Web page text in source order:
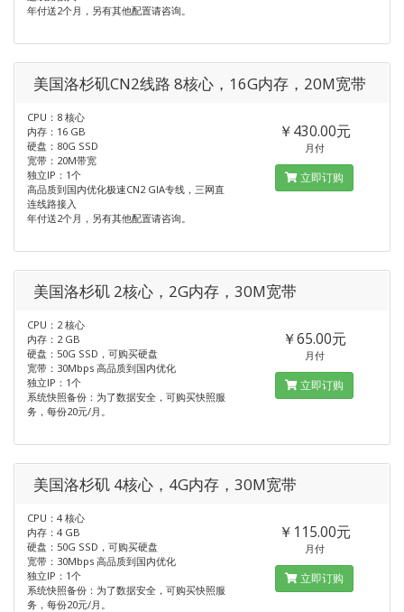
年付送2个月，另有其他配置请咨询。
美国洛杉矶CN2线路 8核心，16G内存，20M宽带
CPU：8 核心
内存：16 GB
硬盘：80G SSD
宽带：20M带宽
独立IP：1个
高品质到国内优化极速CN2 GIA专线，三网直
连线路接入
年付送2个月，另有其他配置请咨询。
￥430.00元
月付
立即订购
美国洛杉矶 2核心，2G内存，30M宽带
CPU：2 核心
内存：2 GB
硬盘：50G SSD，可购买硬盘
宽带：30Mbps 高品质到国内优化
独立IP：1个
系统快照备份：为了数据安全，可购买快照服
务，每份20元/月。
￥65.00元
月付
立即订购
美国洛杉矶 4核心，4G内存，30M宽带
CPU：4 核心
内存：4 GB
硬盘：50G SSD，可购买硬盘
宽带：30Mbps 高品质到国内优化
独立IP：1个
系统快照备份：为了数据安全，可购买快照服
务，每份20元/月。
￥115.00元
月付
立即订购